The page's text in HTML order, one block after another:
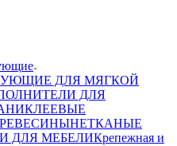
ДЛЯ МЯГКОЙ
ДЛЯ
КЛЕЕВЫЕ
НЕТКАНЫЕ
ДЛЯ МЕБЕЛИКрепежная и